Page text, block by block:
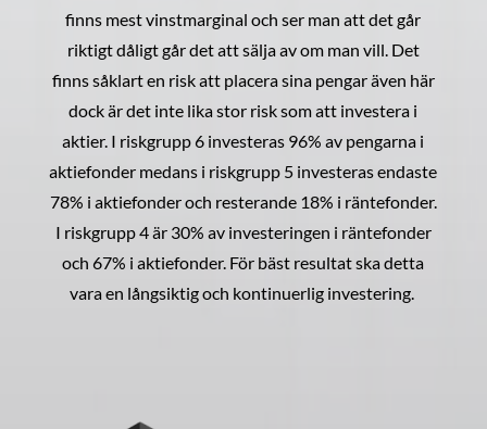
finns mest vinstmarginal och ser man att det går
riktigt dåligt går det att sälja av om man vill. Det
finns såklart en risk att placera sina pengar även här
dock är det inte lika stor risk som att investera i
aktier. I riskgrupp 6 investeras 96% av pengarna i
aktiefonder medans i riskgrupp 5 investeras endaste
78% i aktiefonder och resterande 18% i räntefonder.
I riskgrupp 4 är 30% av investeringen i räntefonder
och 67% i aktiefonder. För bäst resultat ska detta
vara en långsiktig och kontinuerlig investering.